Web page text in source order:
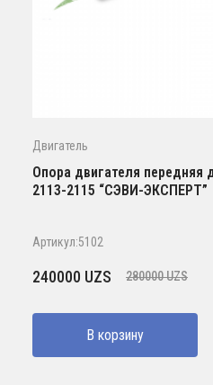
Двигатель
Опора двигателя передняя
2113-2115 “СЭВИ-ЭКСПЕРТ”
Артикул:5102
280000UZS
Первоначальная
составляла
280000 UZS.
240000 UZS
Текущая
240000 UZS.
В корзину